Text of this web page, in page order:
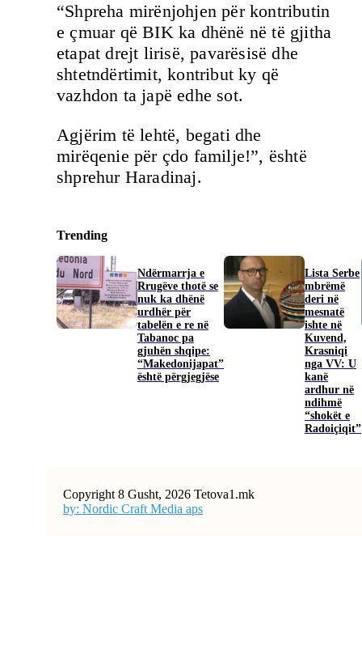
“Shpreha mirënjohjen për kontributin
e çmuar që BIK ka dhënë në të gjitha
etapat drejt lirisë, pavarësisë dhe
shtetndërtimit, kontribut ky që
vazhdon ta japë edhe sot.
Agjërim të lehtë, begati dhe
mirëqenie për çdo familje!”, është
shprehur Haradinaj.
Trending
Ndërmarrja e
Rrugëve thotë se
nuk ka dhënë
urdhër për
tabelën e re në
Tabanoc pa
gjuhën shqipe:
“Makedonijapat”
është përgjegjëse
​Lista Serbe
mbrëmë
deri në
mesnatë
ishte në
Kuvend,
Krasniqi
nga VV: U
kanë
ardhur në
ndihmë
“shokët e
Radoiçiqit”
Copyright 8 Gusht, 2026 Tetova1.mk
by: Nordic Craft Media aps